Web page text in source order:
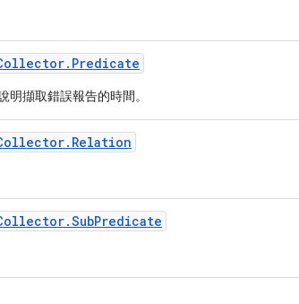
. Predicate
明擷取錯誤報告的時間。
. Relation
.SubPredicate